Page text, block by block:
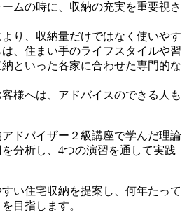
ムの時に、収納の充実を重要視さ
り、収納量だけではなく使いやす
、住まい手のライフスタイルや習
といった各家に合わせた専門的な
様へは、アドバイスのできる人も
ドバイザー２級講座で学んだ理論
分析し、4つの演習を通して実践
い住宅収納を提案し、何年たって
目指します。